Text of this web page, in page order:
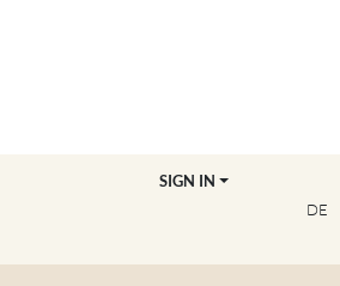
DE
SIGN IN